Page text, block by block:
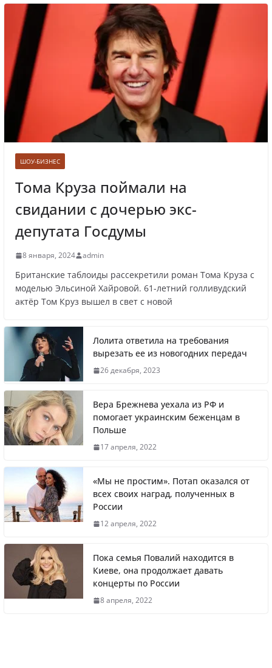
Лолита ответила на требования вырезать
ее из новогодних передач
Врач назвал самые вредные продукты для
Врачи рассказали о состоянии младенца,
которого бросили замерзать на остановке
Названы регионы России, где
продолжилась мобилизация
Что заявил многолетний друг Путина
Житель Швеции продал яхту и купил
Вера Брежнева уехала из РФ и помогает
Литва первой в Европе полностью
ШОУ-БИЗНЕС
Тома Круза поймали на
свидании с дочерью экс-
депутата Госдумы
8 января, 2024 admin
Британские таблоиды рассекретили роман Тома Круза с
моделью Эльсиной Хайровой. 61-летний голливудский
актёр Том Круз вышел в свет с новой
Лолита ответила на требования
вырезать ее из новогодних передач
26 декабря, 2023
Вера Брежнева уехала из РФ и
помогает украинским беженцам в
Польше
17 апреля, 2022
«Мы не простим». Потап оказался от
всех своих наград, полученных в
России
12 апреля, 2022
Пока семья Повалий находится в
Киеве, она продолжает давать
концерты по России
8 апреля, 2022